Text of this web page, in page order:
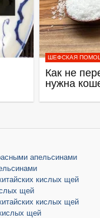
ШЕФСКАЯ
Как не
нужна
апельсинами
кислых щей
щей
кислых щей
щей